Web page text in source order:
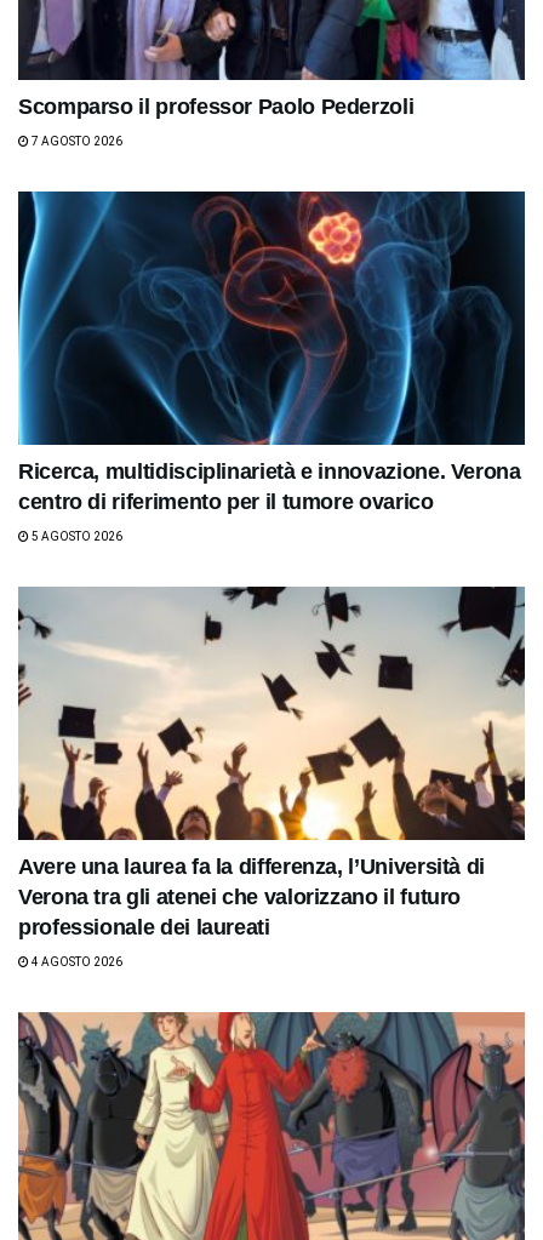
Scomparso il professor Paolo Pederzoli
7 AGOSTO 2026
Ricerca, multidisciplinarietà e innovazione. Verona
centro di riferimento per il tumore ovarico
5 AGOSTO 2026
Avere una laurea fa la differenza, l’Università di
Verona tra gli atenei che valorizzano il futuro
professionale dei laureati
4 AGOSTO 2026